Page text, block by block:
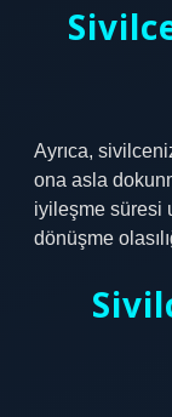
Ayrıca,
ona asla
iyileşme süresi
dönüşme